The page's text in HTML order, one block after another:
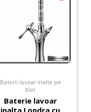
Baterii lavoar inalte pe
blat
Baterie lavoar